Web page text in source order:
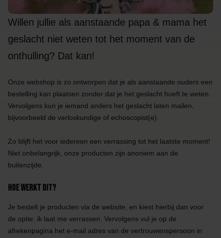
Willen jullie als aanstaande papa & mama het
geslacht niet weten tot het moment van de
onthulling? Dat kan!
Onze webshop is zo ontworpen dat je als aanstaande ouders een
bestelling kan plaatsen zonder dat je het geslacht hoeft te weten.
Vervolgens kun je iemand anders het geslacht laten mailen,
bijvoorbeeld de verloskundige of echoscopist(e).
Zo blijft het voor iedereen een verrassing tot het laatste moment!
Niet onbelangrijk, onze producten zijn anoniem aan de
buitenzijde.
Hoe werkt dit?
Je bestelt je producten via de website, en kiest hierbij dan voor
de optie: ik laat me verrassen. Vervolgens vul je op de
afrekenpagina het e-mail adres van de vertrouwenspersoon in